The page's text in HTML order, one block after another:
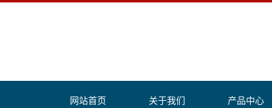
网站首页 关于我们 产品中心